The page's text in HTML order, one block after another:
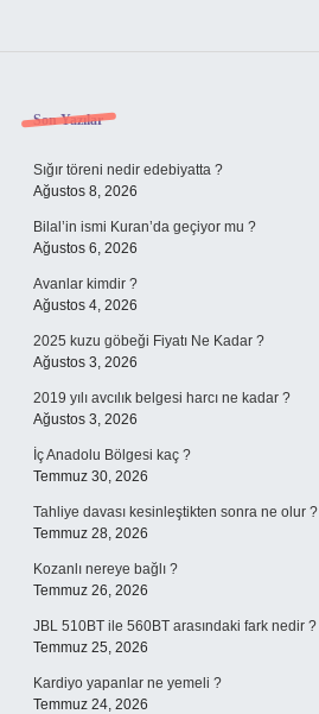
Sidebar
Son Yazılar
Sığır töreni nedir edebiyatta ?
Ağustos 8, 2026
Bilal’in ismi Kuran’da geçiyor mu ?
Ağustos 6, 2026
Avanlar kimdir ?
Ağustos 4, 2026
2025 kuzu göbeği Fiyatı Ne Kadar ?
Ağustos 3, 2026
2019 yılı avcılık belgesi harcı ne kadar ?
Ağustos 3, 2026
İç Anadolu Bölgesi kaç ?
Temmuz 30, 2026
Tahliye davası kesinleştikten sonra ne olur ?
Temmuz 28, 2026
Kozanlı nereye bağlı ?
Temmuz 26, 2026
JBL 510BT ile 560BT arasındaki fark nedir ?
Temmuz 25, 2026
Kardiyo yapanlar ne yemeli ?
Temmuz 24, 2026